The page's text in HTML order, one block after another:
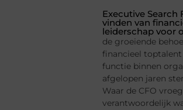
Executive Search
vinden van
leiderschap voor
de groeiende
financieel
functie binnen
afgelopen jaren
Waar de CFO
verantwoordelijk